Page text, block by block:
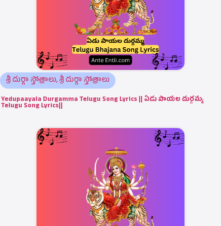
శ్రీ దుర్గా స్తోత్రాలు,శ్రీ దుర్గా స్తోత్రాలు
Yedupaayala Durgamma Telugu Song Lyrics || ఏడు పాయల దుర్గమ్మ
Telugu Song Lyrics||